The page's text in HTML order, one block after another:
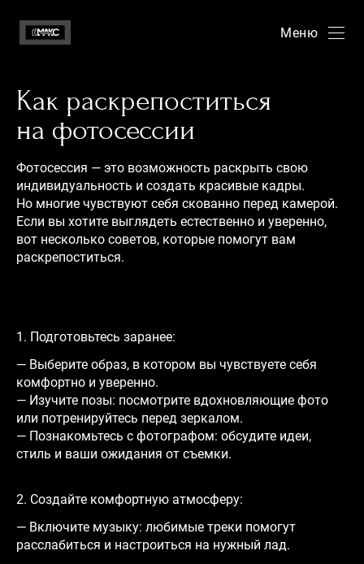
Меню
Как раскрепоститься
на фотосессии
Фотосессия — это возможность раскрыть свою
индивидуальность и создать красивые кадры.
Но многие чувствуют себя скованно перед камерой.
Если вы хотите выглядеть естественно и уверенно,
вот несколько советов, которые помогут вам
раскрепоститься.
1. Подготовьтесь заранее:
— Выберите образ, в котором вы чувствуете себя
комфортно и уверенно.
— Изучите позы: посмотрите вдохновляющие фото
или потренируйтесь перед зеркалом.
— Познакомьтесь с фотографом: обсудите идеи,
стиль и ваши ожидания от съемки.
2. Создайте комфортную атмосферу:
— Включите музыку: любимые треки помогут
расслабиться и настроиться на нужный лад.